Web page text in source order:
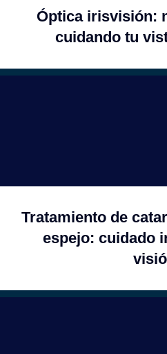
óptica irisvisión: más de 40 años
cuidando tu
tratamiento de cataratas en irisvisión
espejo: cuidado